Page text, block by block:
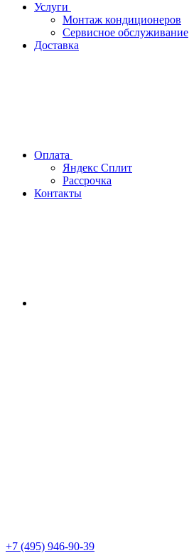
Услуги
Монтаж кондиционеров
Сервисное обслуживание
Доставка
Оплата
Яндекс Сплит
Рассрочка
Контакты
+7 (495) 946-90-39